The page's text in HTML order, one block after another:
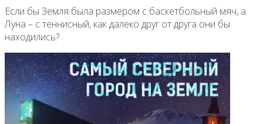
Если бы Земля была размером с баскетбольный мяч, а
Луна – с теннисный, как далеко друг от друга они бы
находились?